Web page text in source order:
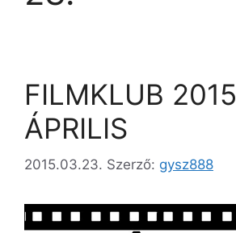
FILMKLUB 2015
ÁPRILIS
2015.03.23. Szerző: gysz888